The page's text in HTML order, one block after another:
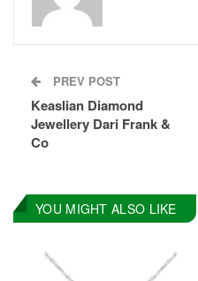
PREV POST
Keaslian Diamond
Jewellery Dari Frank &
Co
YOU MIGHT ALSO LIKE